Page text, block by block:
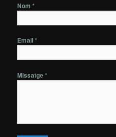
Nom *
Email *
Missatge *